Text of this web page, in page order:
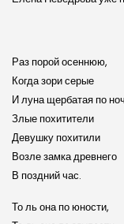
Раз порой осеннюю,
Когда зори серые
И луна щербатая по
Злые похитители
Девушку похитили
Возле замка древнего
В поздний час.
То ль она по юности,